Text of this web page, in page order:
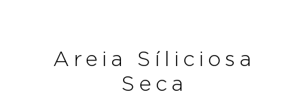
Areia Síliciosa
Seca